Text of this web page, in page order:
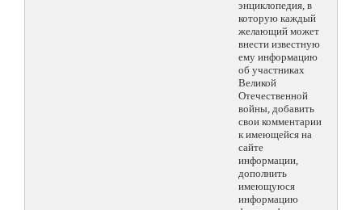
энциклопедия, в
которую каждый
желающий может
внести известную
ему информацию
об участниках
Великой
Отечественной
войны, добавить
свои комментарии
к имеющейся на
сайте
информации,
дополнить
имеющуюся
информацию